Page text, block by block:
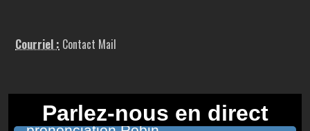
Courriel : Contact Mail